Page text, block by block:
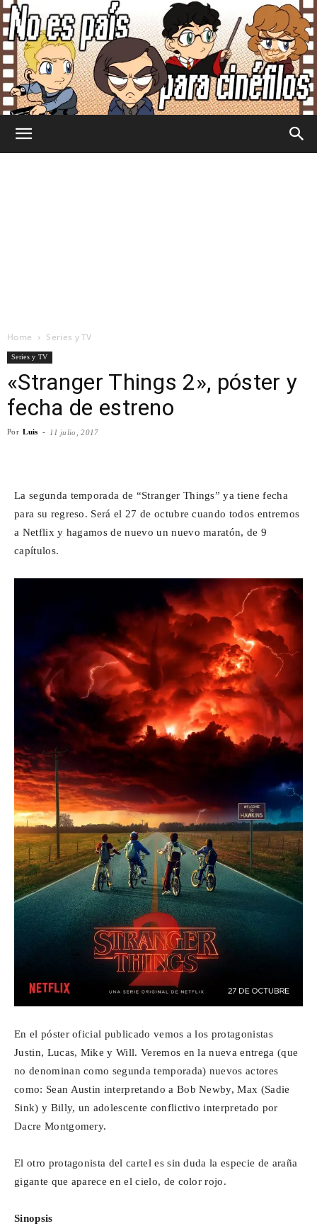
Home Series y TV
Series y TV
«Stranger Things 2», póster y
fecha de estreno
Por Luis - 11 julio, 2017
La segunda temporada de “Stranger Things” ya tiene fecha
para su regreso. Será el 27 de octubre cuando todos entremos
a Netflix y hagamos de nuevo un nuevo maratón, de 9
capítulos.
En el póster oficial publicado vemos a los protagonistas
Justin, Lucas, Mike y Will. Veremos en la nueva entrega (que
no denominan como segunda temporada) nuevos actores
como: Sean Austin interpretando a Bob Newby, Max (Sadie
Sink) y Billy, un adolescente conflictivo interpretado por
Dacre Montgomery.
El otro protagonista del cartel es sin duda la especie de araña
gigante que aparece en el cielo, de color rojo.
Sinopsis